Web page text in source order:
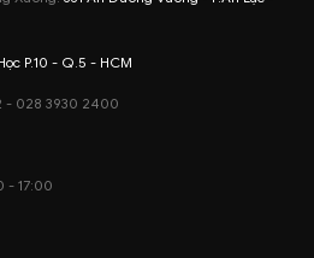
P.10 - Q.5 - HCM
- 028 3930 2400
- 17:00